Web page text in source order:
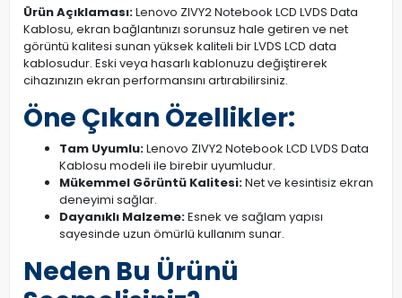
Ürün Açıklaması:Lenovo ZIVY2 Notebook LCD LVDS Data
Kablosu, ekran bağlantınızı sorunsuz hale getiren ve net
görüntü kalitesi sunan yüksek kaliteli bir LVDS LCD data
kablosudur. Eski veya hasarlı kablonuzu değiştirerek
cihazınızın ekran performansını artırabilirsiniz.
Öne Çıkan Özellikler:
Tam Uyumlu:Lenovo ZIVY2 Notebook LCD LVDS Data
Kablosu modeli ile birebir uyumludur.
Mükemmel Görüntü Kalitesi:Net ve kesintisiz ekran
deneyimi sağlar.
Dayanıklı Malzeme:Esnek ve sağlam yapısı
sayesinde uzun ömürlü kullanım sunar.
Neden Bu Ürünü